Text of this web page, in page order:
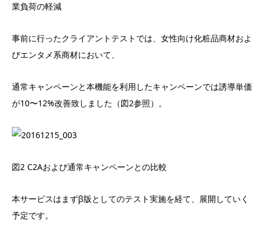
業負荷の軽減
事前に行ったクライアントテストでは、女性向け化粧品商材およ
びエンタメ系商材において、
通常キャンペーンと本機能を利用したキャンペーンでは誘導単価
が10〜12%改善致しました（図2参照）。
図2 C2Aおよび通常キャンペーンとの比較
本サービスはまずβ版としてのテスト実施を経て、展開していく
予定です。